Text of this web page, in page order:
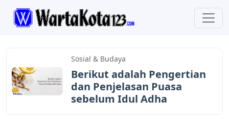
Sosial & Budaya
Berikut adalah Pengertian
dan Penjelasan Puasa
sebelum Idul Adha